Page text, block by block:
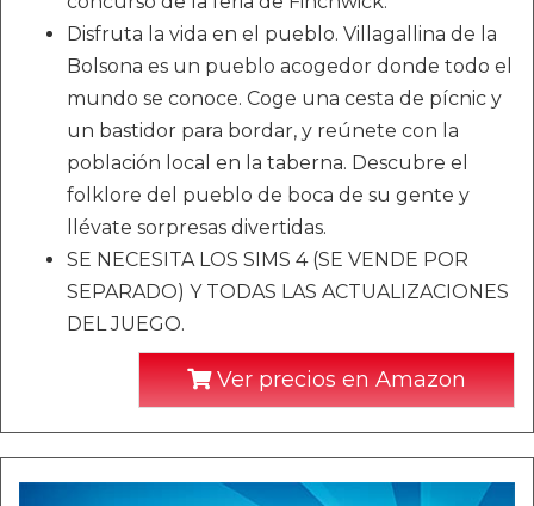
Disfruta la vida en el pueblo. Villagallina de la
Bolsona es un pueblo acogedor donde todo el
mundo se conoce. Coge una cesta de pícnic y
un bastidor para bordar, y reúnete con la
población local en la taberna. Descubre el
folklore del pueblo de boca de su gente y
llévate sorpresas divertidas.
SE NECESITA LOS SIMS 4 (SE VENDE POR
SEPARADO) Y TODAS LAS ACTUALIZACIONES
DEL JUEGO.
Ver precios en Amazon